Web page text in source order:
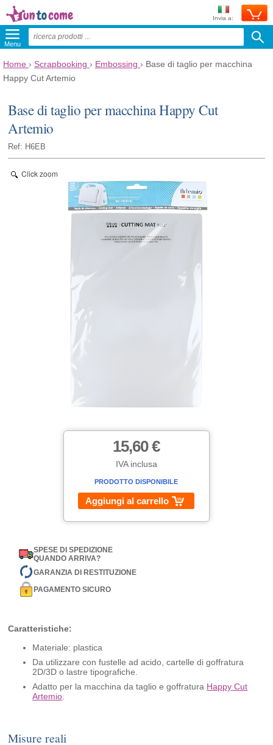
Invia a:
Menu
Home › Scrapbooking › Embossing › Base di taglio per macchina
Happy Cut Artemio
Base di taglio per macchina Happy Cut
Artemio
Ref: H6EB
Click zoom
15,60 €
IVA inclusa
PRODOTTO DISPONIBILE
Aggiungi al carrello
SPESE DI SPEDIZIONE
QUANDO ARRIVA?
GARANZIA DI RESTITUZIONE
PAGAMENTO SICURO
Caratteristiche:
Materiale: plastica
Da utilizzare con fustelle ad acido, cartelle di goffratura
2D/3D o lastre tipografiche.
Adatto per la macchina da taglio e goffratura Happy Cut
Artemio
Misure reali